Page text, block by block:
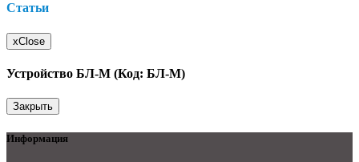
Статьи
xClose
Устройство БЛ-М (Код: БЛ-М)
Закрыть
Информация